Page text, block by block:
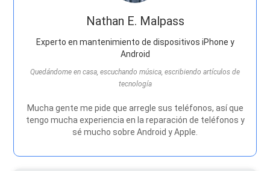
Nathan E. Malpass
Experto en mantenimiento de dispositivos iPhone y
Android
Quedándome en casa, escuchando música, escribiendo artículos de
tecnología
Mucha gente me pide que arregle sus teléfonos, así que
tengo mucha experiencia en la reparación de teléfonos y
sé mucho sobre Android y Apple.